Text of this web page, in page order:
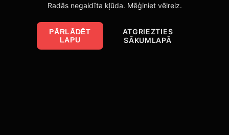
Radās negaidīta kļūda. Mēģiniet vēlreiz.
PĀRLĀDĒT
LAPU
ATGRIEZTIES
SĀKUMLAPĀ